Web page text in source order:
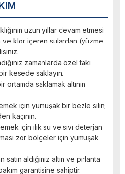
uzun yıllar devam etmesi
klor içeren sulardan (yüzme
zamanlarda özel takı
kesede saklayın.
ortamda saklamak altının
için yumuşak bir bezle silin;
kaçının.
için ılık su ve sıvı deterjan
zor bölgeler için yumuşak
aldığınız altın ve pırlanta
garantisine sahiptir.